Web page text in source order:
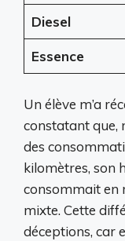
Diesel
Essence
Un élève m’a
constatant que,
des
kilomètres, son
consommait en
mixte. Cette
déceptions, car